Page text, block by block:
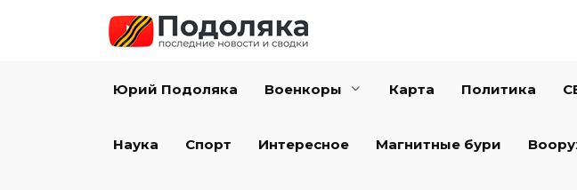
Юрий Подоляка Военкоры Карта Политика
Наука Спорт Интересное Магнитные бури